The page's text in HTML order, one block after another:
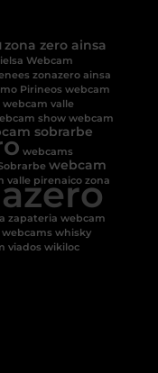
zona zero ainsa
Webcam
zonazero ainsa
Pirineos webcam
webcam valle
show webcam
sobrarbe
webcams
webcam
valle pirenaico zona
zapateria webcam
webcams whisky
viados wikiloc